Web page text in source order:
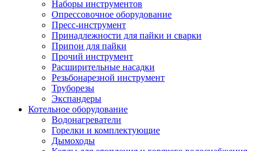
Наборы инструментов
Опрессовочное оборудование
Пресс-инструмент
Принадлежности для пайки и сварки
Припои для пайки
Прочий инструмент
Расширительные насадки
Резьбонарезной инструмент
Труборезы
Экспандеры
Котельное оборудование
Водонагреватели
Горелки и комплектующие
Дымоходы